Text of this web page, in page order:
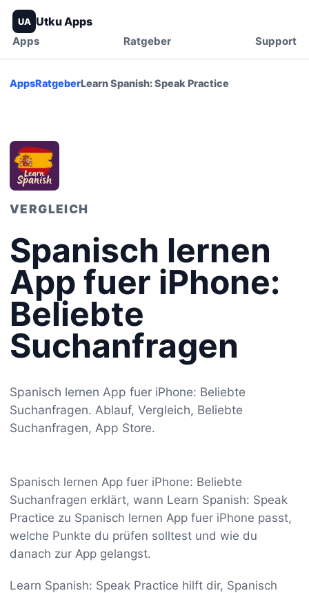
UA Utku Apps
Apps Ratgeber Support
AppsRatgeberLearn Spanish: Speak Practice
VERGLEICH
Spanisch lernen
App fuer iPhone:
Beliebte
Suchanfragen
Spanisch lernen App fuer iPhone: Beliebte
Suchanfragen. Ablauf, Vergleich, Beliebte
Suchanfragen, App Store.
Spanisch lernen App fuer iPhone: Beliebte
Suchanfragen erklärt, wann Learn Spanish: Speak
Practice zu Spanisch lernen App fuer iPhone passt,
welche Punkte du prüfen solltest und wie du
danach zur App gelangst.
Learn Spanish: Speak Practice hilft dir, Spanisch